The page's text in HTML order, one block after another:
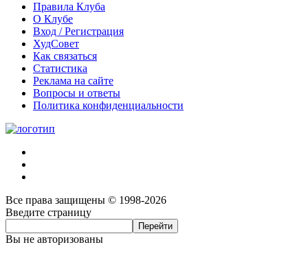
Правила Клуба
О Клубе
Вход / Регистрация
ХудСовет
Как связаться
Статистика
Реклама на сайте
Вопросы и ответы
Политика конфиденциальности
Все права защищены © 1998-2026
Введите страницу
Вы не авторизованы